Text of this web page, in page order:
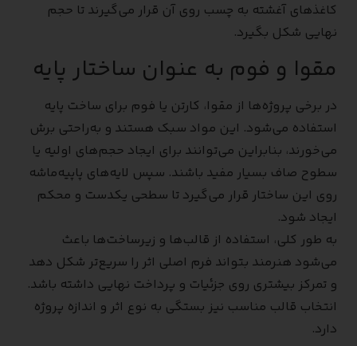
کاغذهای آغشته به چسب روی آن قرار می‌گیرند تا حجم
نهایی شکل بگیرد.
مقوا و فوم به عنوان ساختار پایه
در برخی پروژه‌ها از مقوا، کارتن یا فوم برای ساخت پایه
استفاده می‌شود. این مواد سبک هستند و به‌راحتی برش
می‌خورند، بنابراین می‌توانند برای ایجاد حجم‌های اولیه یا
سطوح صاف بسیار مفید باشند. سپس لایه‌های پاپیه‌ماشه
روی این ساختار قرار می‌گیرد تا سطحی یکدست و محکم
ایجاد شود.
به طور کلی، استفاده از قالب‌ها و زیرساخت‌ها باعث
می‌شود هنرمند بتواند فرم اصلی اثر را سریع‌تر شکل دهد
و تمرکز بیشتری روی جزئیات و پرداخت نهایی داشته باشد.
انتخاب قالب مناسب نیز بستگی به نوع اثر و اندازه پروژه
دارد.